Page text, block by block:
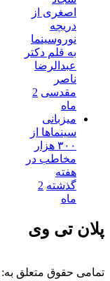
اصغری از
دریچه
نوروسینما
به قلم دکتر
عبدالرضا
ناصر
مقدسی 2
ماه
میزبانی
سینماها از
۳۰۰ هزار
مخاطب در
هفته
گذشته 2
ماه
پلان تی وی
تمامی حقوق متعلق به: